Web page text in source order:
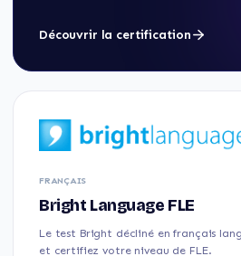
Découvrir la certification
FRANÇAIS
Bright Language FLE
Le test Bright décliné en français
et certifiez votre niveau de FLE.